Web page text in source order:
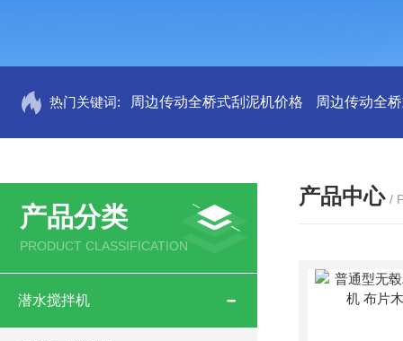
热门关键词: 周边传动全桥式刮泥机价格 周边传动全
产品分类
PRODUCT CLASSIFICATION
潜水搅拌机
产品中心 /